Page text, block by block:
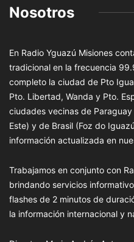
Nosotros
En Radio Yguazú Misiones
tradicional en la frecuencia
completo la ciudad de Pto
Pto. Libertad, Wanda y Pto.
ciudades vecinas de
Este) y de Brasil (Foz do
información actualizada en
Trabajamos en conjunto con
brindando servicios
flashes de 2 minutos de
la información internacional y